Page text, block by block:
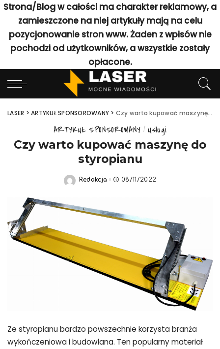
Strona/Blog w całości ma charakter reklamowy, a
zamieszczone na niej artykuły mają na celu
pozycjonowanie stron www. Żaden z wpisów nie
pochodzi od użytkowników, a wszystkie zostały
opłacone.
LASER >ARTYKUŁ SPONSOROWANY > Czy warto kupować maszynę do styropianu
ARTYKUŁ SPONSOROWANY Usługi
Czy warto kupować maszynę do
styropianu
Posted
Redakcja 08/11/2022
Ze styropianu bardzo powszechnie korzysta branża
wykończeniowa i budowlana. Ten popularny materiał